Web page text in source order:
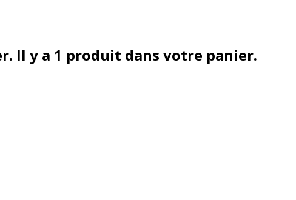
Il y a 1 produit dans votre panier.